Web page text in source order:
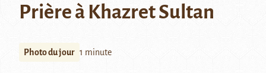
Prière à Khazret Sultan
Photo du jour 1 minute